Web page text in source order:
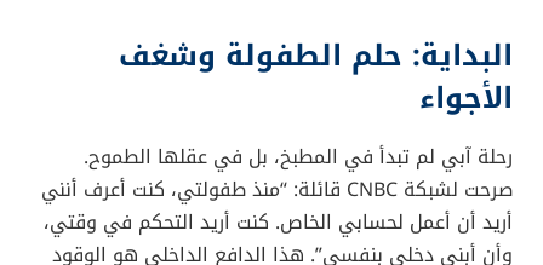
البداية: حلم الطفولة وشغف
الأجواء
رحلة آبي لم تبدأ في المطبخ، بل في عقلها الطموح.
صرحت لشبكة CNBC قائلة: “منذ طفولتي، كنت أعرف أنني
أريد أن أعمل لحسابي الخاص. كنت أريد التحكم في وقتي،
وأن أبني دخلي بنفسي”. هذا الدافع الداخلي هو الوقود